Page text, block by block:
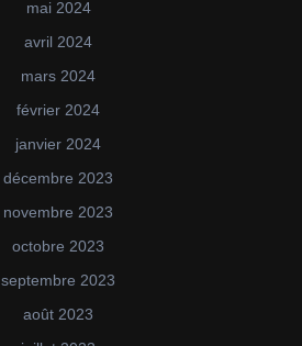
mai 2024
avril 2024
mars 2024
février 2024
janvier 2024
décembre 2023
novembre 2023
octobre 2023
septembre 2023
août 2023